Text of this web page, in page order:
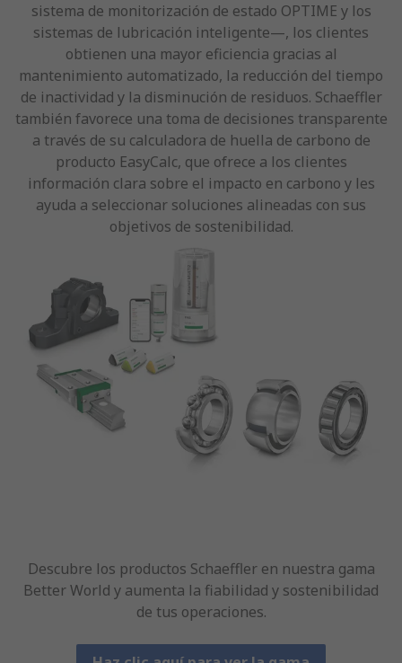
sistema de monitorización de estado OPTIME y los
sistemas de lubricación inteligente—, los clientes
obtienen una mayor eficiencia gracias al
mantenimiento automatizado, la reducción del tiempo
de inactividad y la disminución de residuos. Schaeffler
también favorece una toma de decisiones transparente
a través de su calculadora de huella de carbono de
producto EasyCalc, que ofrece a los clientes
información clara sobre el impacto en carbono y les
ayuda a seleccionar soluciones alineadas con sus
objetivos de sostenibilidad.
Descubre los productos Schaeffler en nuestra gama
Better World y aumenta la fiabilidad y sostenibilidad
de tus operaciones.